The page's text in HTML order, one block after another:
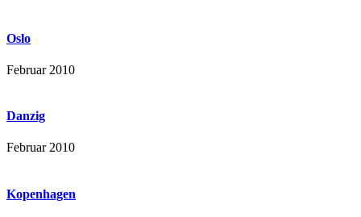
Oslo
Februar 2010
Danzig
Februar 2010
Kopenhagen